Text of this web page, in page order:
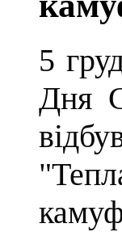
5
Дня